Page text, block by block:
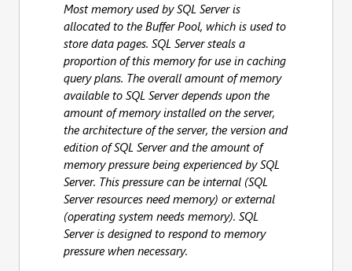
Most memory used by SQL Server is
allocated to the Buffer Pool, which is used to
store data pages. SQL Server steals a
proportion of this memory for use in caching
query plans. The overall amount of memory
available to SQL Server depends upon the
amount of memory installed on the server,
the architecture of the server, the version and
edition of SQL Server and the amount of
memory pressure being experienced by SQL
Server. This pressure can be internal (SQL
Server resources need memory) or external
(operating system needs memory). SQL
Server is designed to respond to memory
pressure when necessary.